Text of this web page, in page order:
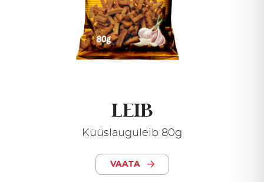
LEIB
Küüslauguleib 80g
VAATA